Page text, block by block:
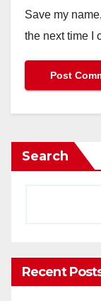
Save my
the next time I
Search
Recent